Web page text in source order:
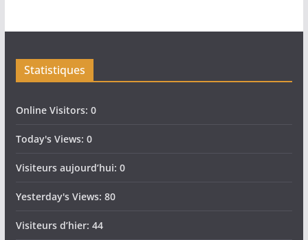
Statistiques
Online Visitors: 0
Today's Views: 0
Visiteurs aujourd’hui: 0
Yesterday's Views: 80
Visiteurs d’hier: 44